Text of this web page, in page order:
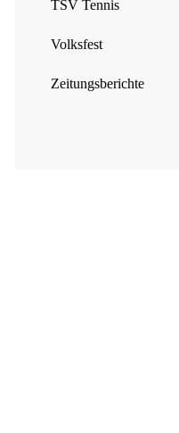
TSV Tennis
Volksfest
Zeitungsberichte